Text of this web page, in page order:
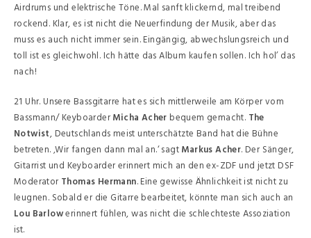
Airdrums und elektrische Töne. Mal sanft klickernd, mal treibend
rockend. Klar, es ist nicht die Neuerfindung der Musik, aber das
muss es auch nicht immer sein. Eingängig, abwechslungsreich und
toll ist es gleichwohl. Ich hätte das Album kaufen sollen. Ich hol’ das
nach!
21 Uhr. Unsere Bassgitarre hat es sich mittlerweile am Körper vom
Bassmann/ KeyboarderMicha Acher bequem gemacht. The
Notwist, Deutschlands meist unterschätzte Band hat die Bühne
betreten. ‚Wir fangen dann mal an.‘ sagtMarkus Acher. Der Sänger,
Gitarrist und Keyboarder erinnert mich an den ex-ZDF und jetzt DSF
Moderator Thomas Hermann. Eine gewisse Ähnlichkeit ist nicht zu
leugnen. Sobald er die Gitarre bearbeitet, könnte man sich auch an
Lou Barlowerinnert fühlen, was nicht die schlechteste Assoziation
ist.